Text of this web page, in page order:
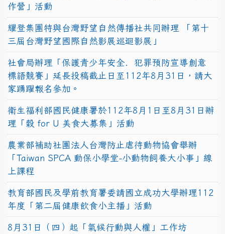
作營」活動
耀登集團特與台灣野望自然傳播社共同辦理 「第十
三屆台灣野望國際自然影展巡迴影展」
社會局辦理「保護青少年安全．犯罪預防宣導創意
標語競賽」延長投稿截止日至112年8月31日，請大
家踴躍報名參加。
衛生福利部國民健康署於112年8月1日至8月31日辦
理「穀 for U 美食大募集」活動
農業部補助社團法人台灣防止虐待動物協會舉辦
「Taiwan SPCA 動保小學堂-小動物飼養大小事」線
上課程
教育部國民及學前教育署委請國立成功大學辦理112
年度「第二屆健康飲食小主播」活動
8月31日（四）起「氣候行動與人權」工作坊